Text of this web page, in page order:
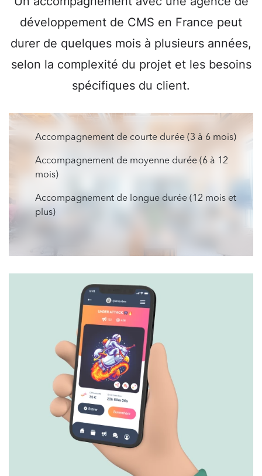
développement de CMS en France peut
durer de quelques mois à plusieurs années,
selon la complexité du projet et les besoins
spécifiques du client.
Accompagnement de courte durée (3 à 6 mois)
Accompagnement de moyenne durée (6 à 12
mois)
Accompagnement de longue durée (12 mois et
plus)